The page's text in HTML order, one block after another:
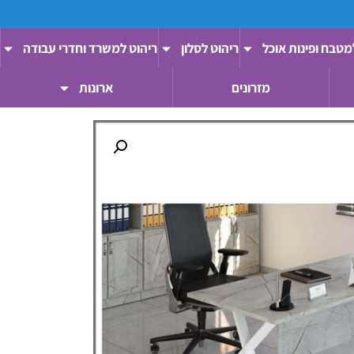
ופינות אוכל ריהוט לסלון ריהוט למשרד וחדרי עבודה
מזרונים ארונות